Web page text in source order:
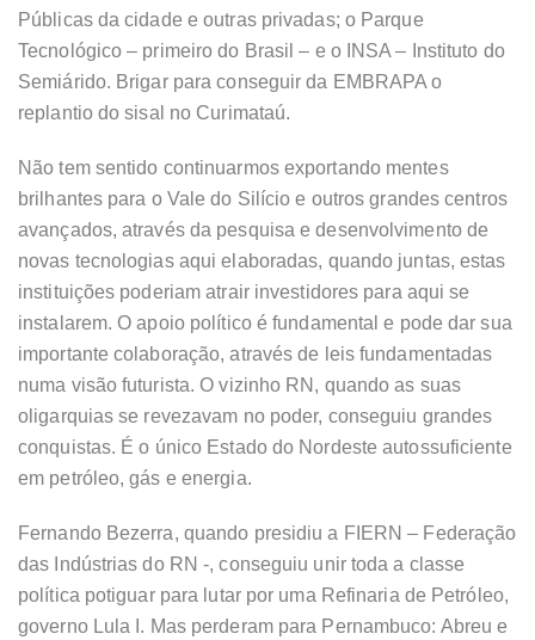
Públicas da cidade e outras privadas; o Parque
Tecnológico – primeiro do Brasil – e o INSA – Instituto do
Semiárido. Brigar para conseguir da EMBRAPA o
replantio do sisal no Curimataú.
Não tem sentido continuarmos exportando mentes
brilhantes para o Vale do Silício e outros grandes centros
avançados, através da pesquisa e desenvolvimento de
novas tecnologias aqui elaboradas, quando juntas, estas
instituições poderiam atrair investidores para aqui se
instalarem. O apoio político é fundamental e pode dar sua
importante colaboração, através de leis fundamentadas
numa visão futurista. O vizinho RN, quando as suas
oligarquias se revezavam no poder, conseguiu grandes
conquistas. É o único Estado do Nordeste autossuficiente
em petróleo, gás e energia.
Fernando Bezerra, quando presidiu a FIERN – Federação
das Indústrias do RN -, conseguiu unir toda a classe
política potiguar para lutar por uma Refinaria de Petróleo,
governo Lula I. Mas perderam para Pernambuco: Abreu e